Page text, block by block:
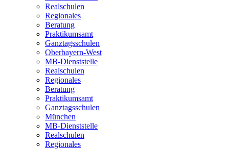
Realschulen
Regionales
Beratung
Praktikumsamt
Ganztagsschulen
Oberbayern-West
MB-Dienststelle
Realschulen
Regionales
Beratung
Praktikumsamt
Ganztagsschulen
München
MB-Dienststelle
Realschulen
Regionales